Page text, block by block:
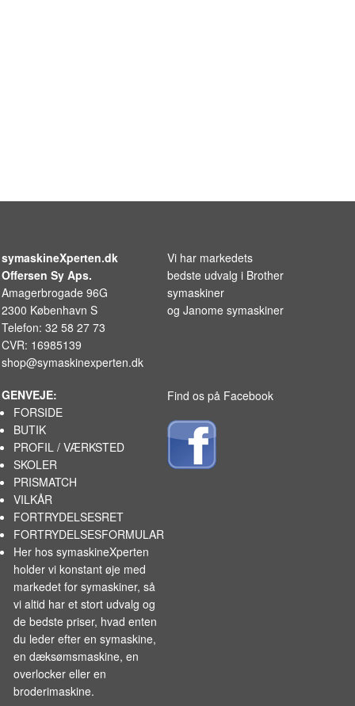
symaskineXperten.dk
Offersen Sy Aps.
Amagerbrogade 96G
2300 København S
Telefon: 32 58 27 73
CVR: 16985139
shop@symaskinexperten.dk
Vi har markedets
bedste udvalg i Brother
symaskiner
og Janome symaskiner
GENVEJE:
FORSIDE
BUTIK
PROFIL / VÆRKSTED
SKOLER
PRISMATCH
VILKÅR
FORTRYDELSESRET
FORTRYDELSESFORMULAR
Her hos symaskineXperten
holder vi konstant øje med
markedet forsymaskiner, så
vi altid har et stort udvalg og
de bedste priser, hvad enten
du leder efter en symaskine,
en dæksømsmaskine, en
overlocker eller en
broderimaskine.
Find os på Facebook